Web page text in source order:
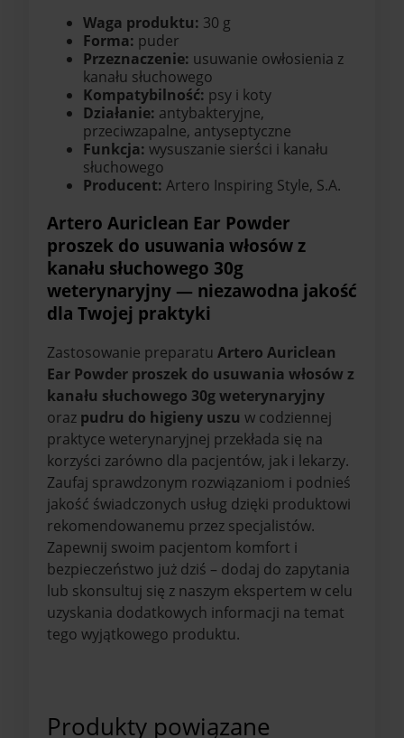
Waga produktu: 30 g
Forma: puder
Przeznaczenie: usuwanie owłosienia z
kanału słuchowego
Kompatybilność: psy i koty
Działanie: antybakteryjne,
przeciwzapalne, antyseptyczne
Funkcja: wysuszanie sierści i kanału
słuchowego
Producent: Artero Inspiring Style, S.A.
Artero Auriclean Ear Powder
proszek do usuwania włosów z
kanału słuchowego 30g
weterynaryjny — niezawodna jakość
dla Twojej praktyki
Zastosowanie preparatu Artero Auriclean
Ear Powder proszek do usuwania włosów z
kanału słuchowego 30g weterynaryjny
oraz pudru do higieny uszu w codziennej
praktyce weterynaryjnej przekłada się na
korzyści zarówno dla pacjentów, jak i lekarzy.
Zaufaj sprawdzonym rozwiązaniom i podnieś
jakość świadczonych usług dzięki produktowi
rekomendowanemu przez specjalistów.
Zapewnij swoim pacjentom komfort i
bezpieczeństwo już dziś – dodaj do zapytania
lub skonsultuj się z naszym ekspertem w celu
uzyskania dodatkowych informacji na temat
tego wyjątkowego produktu.
Produkty powiązane